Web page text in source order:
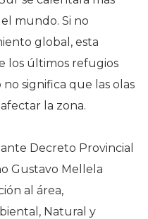
mundo. Si no
global, esta
los últimos refugios
significa que las olas
la zona.
Decreto Provincial
Gustavo Mellela
al área,
Natural y